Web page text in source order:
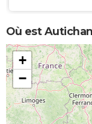
Où est
+
−